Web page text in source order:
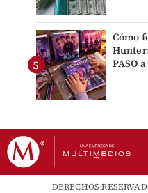
Cómo
PASO
DERECHOS